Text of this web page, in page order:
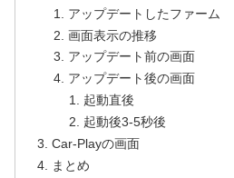
アップデートしたファーム
画面表示の推移
アップデート前の画面
アップデート後の画面
起動直後
起動後3-5秒後
Car-Playの画面
まとめ